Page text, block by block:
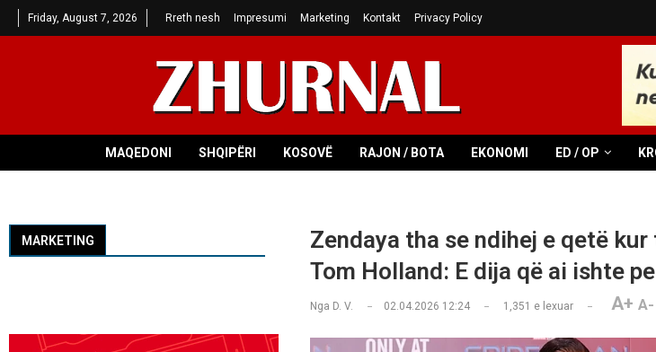
Friday, August 7, 2026 Rreth nesh Impresumi Marketing Kontakt Privacy Policy
MAQEDONI SHQIPËRI KOSOVË RAJON / BOTA EKONOMI ED / OP
Zendaya tha se ndihej e qetë
Tom Holland: E dija që ai ishte
Nga D. V. 02.04.2026 12:24 1,351 e lexuar A+ A-
MARKETING